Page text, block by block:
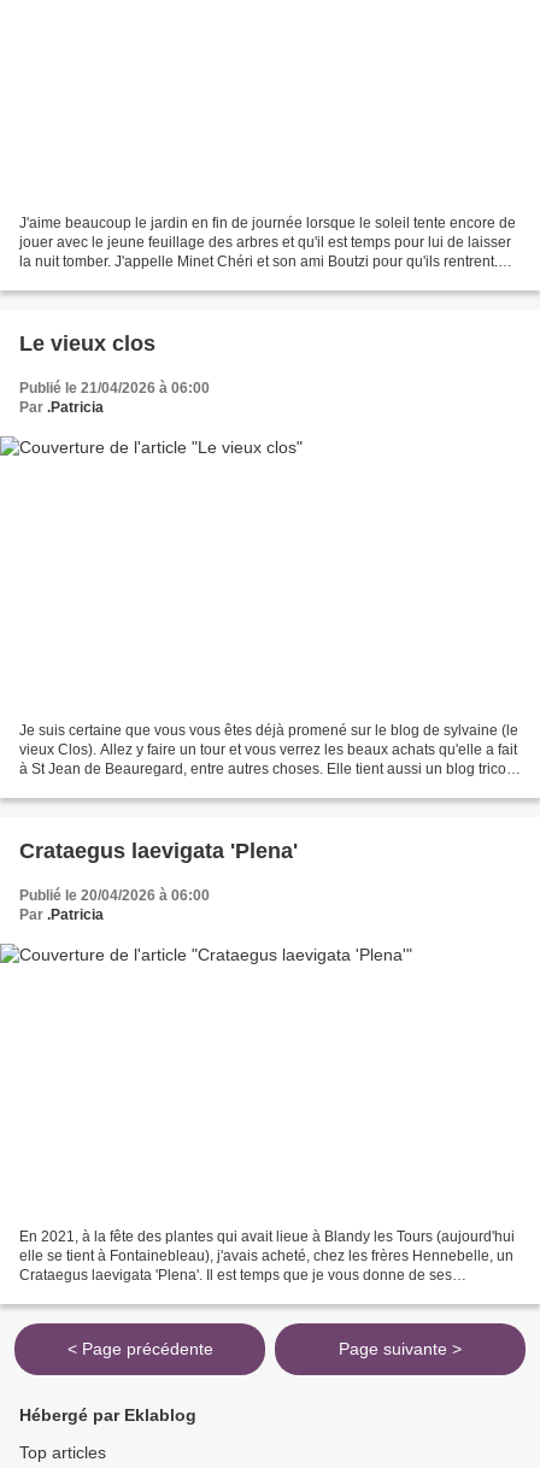
J'aime beaucoup le jardin en fin de journée lorsque le soleil tente encore de
jouer avec le jeune feuillage des arbres et qu'il est temps pour lui de laisser
la nuit tomber. J'appelle Minet Chéri et son ami Boutzi pour qu'ils rentrent.
Le vieux clos
Publié le 21/04/2026 à 06:00
Par .Patricia
Je suis certaine que vous vous êtes déjà promené sur le blog de sylvaine (le
vieux Clos). Allez y faire un tour et vous verrez les beaux achats qu'elle a fait
à St Jean de Beauregard, entre autres choses. Elle tient aussi un blog tricot (
Crataegus laevigata 'Plena'
Publié le 20/04/2026 à 06:00
Par .Patricia
En 2021, à la fête des plantes qui avait lieue à Blandy les Tours (aujourd'hui
elle se tient à Fontainebleau), j'avais acheté, chez les frères Hennebelle, un
Crataegus laevigata 'Plena'. Il est temps que je vous donne de ses
< Page précédente Page suivante >
Hébergé par Eklablog
Top articles